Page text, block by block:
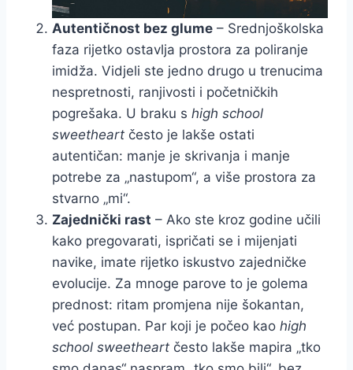
Autentičnost bez glume – Srednjoškolska
faza rijetko ostavlja prostora za poliranje
imidža. Vidjeli ste jedno drugo u trenucima
nespretnosti, ranjivosti i početničkih
pogrešaka. U braku s high school
sweetheart često je lakše ostati
autentičan: manje je skrivanja i manje
potrebe za „nastupom“, a više prostora za
stvarno „mi“.
Zajednički rast – Ako ste kroz godine učili
kako pregovarati, ispričati se i mijenjati
navike, imate rijetko iskustvo zajedničke
evolucije. Za mnoge parove to je golema
prednost: ritam promjena nije šokantan,
već postupan. Par koji je počeo kao high
school sweetheart često lakše mapira „tko